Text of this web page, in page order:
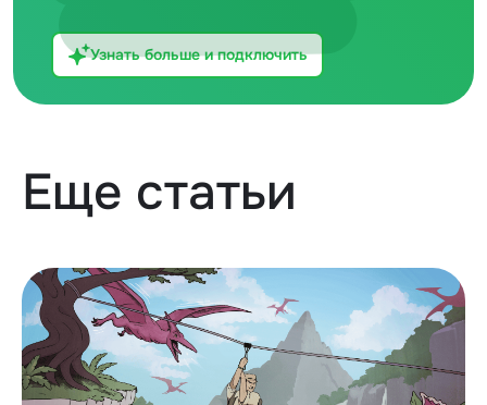
Узнать больше и подключить
Еще статьи